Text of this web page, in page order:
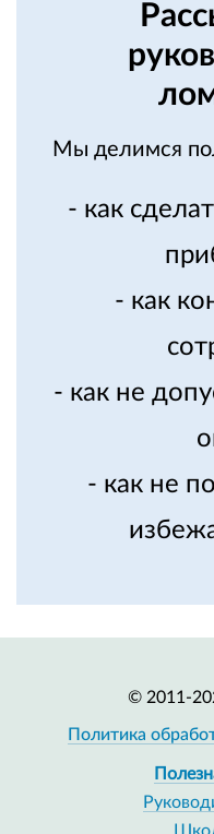
Мы делимся
- как
- как
- как не
- как не
© 2011-
Политика